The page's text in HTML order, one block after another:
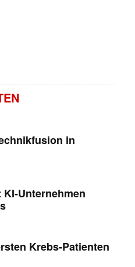
in
Unternehmen
Krebs-Patienten